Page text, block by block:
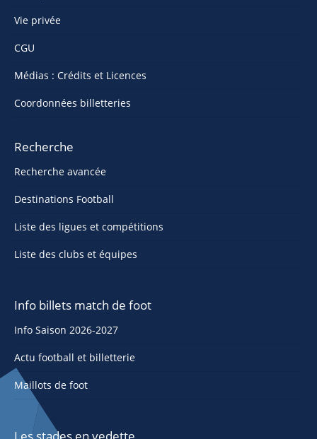
Vie privée
CGU
Médias : Crédits et Licences
Coordonnées billetteries
Recherche
Recherche avancée
Destinations Football
Liste des ligues et compétitions
Liste des clubs et équipes
Info billets match de foot
Info Saison 2026-2027
Actu football et billetterie
Maillots de foot